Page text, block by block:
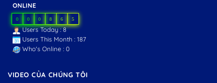
ONLINE
0 0 0 8 6 5
Users Today : 8
Users This Month : 187
Who's Online : 0
VIDEO CỦA CHÚNG TÔI